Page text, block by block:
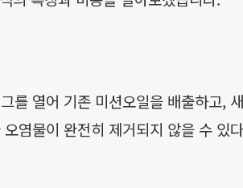
를 열어 기존 미션오일을 배출하고,
염물이 완전히 제거되지 않을 수 있